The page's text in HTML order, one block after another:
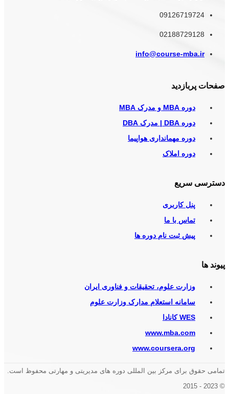
09126719724
02188729128
info@course-mba.ir
صفحات پربازدید
دوره MBA و مدرک MBA
دوره DBA | مدرک DBA
دوره مهمانداری هواپیما
دوره املاک
دسترسی سریع
پنل کاربری
تماس با ما
پیش ثبت نام دوره ها
پیوند ها
وزارت علوم، تحقیقات و فناوری ایران
سامانه استعلام مدارک وزارت علوم
WES کانادا
www.mba.com
www.coursera.org
تمامی حقوق برای مرکز بین المللی دوره های مدیریتی و مهارتی محفوظ است.
© 2023 - 2015